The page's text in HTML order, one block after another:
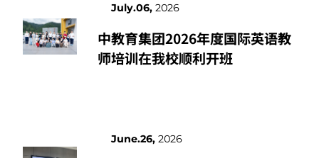
July.06, 2026
中教育集团2026年度国际英语教
师培训在我校顺利开班
June.26, 2026